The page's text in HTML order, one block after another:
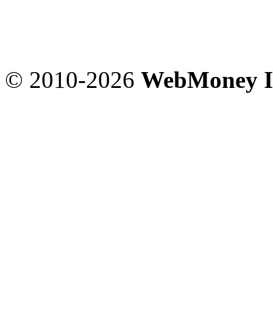
© 2010-2026 WebMoney